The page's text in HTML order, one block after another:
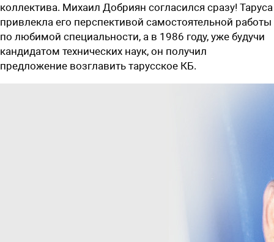
коллектива. Михаил Добриян согласился сразу! Таруса
привлекла его перс­пективой самостоятельной работы
по любимой специальности, а в 1986 году, уже будучи
кандидатом технических ­наук, он получил
предложение возглавить тарусское КБ.